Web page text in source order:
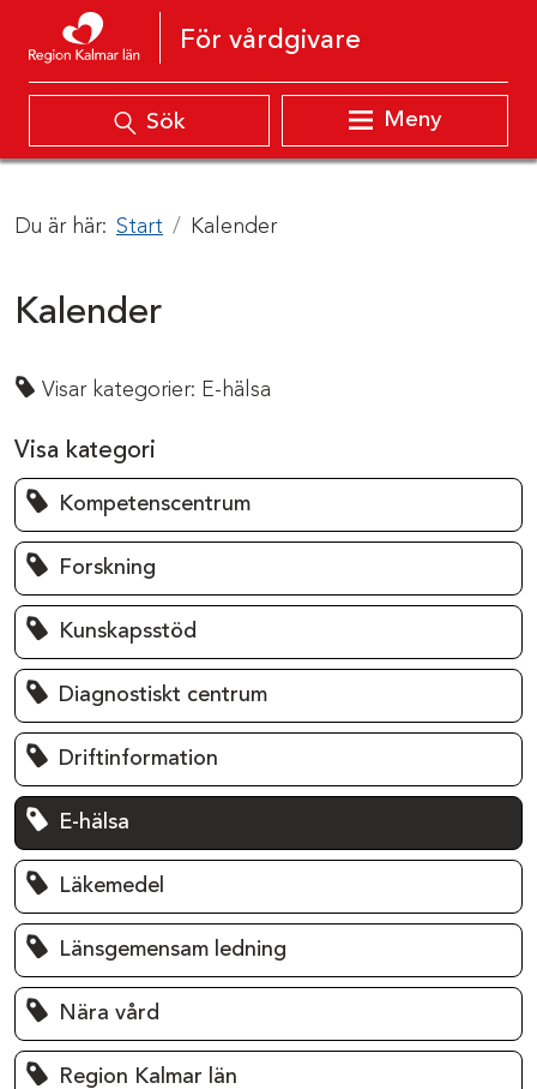
Hoppa till innehåll
För vårdgivare
Sök Meny
Du är här: Start Kalender
Kalender
Visar kategorier: E-hälsa
Visa kategori
Kompetenscentrum
Forskning
Kunskapsstöd
Diagnostiskt centrum
Driftinformation
E-hälsa
Läkemedel
Länsgemensam ledning
Nära vård
Region Kalmar län